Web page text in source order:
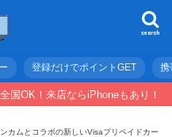
search
登録だけでポイントGET 携
国OK！来店ならiPhoneもあり！
カムとコラボの新しいVisaプリペイドカー